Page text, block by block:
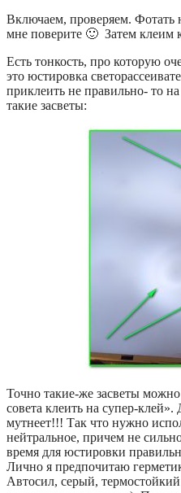
Включаем, проверяем. Фотать
мне поверите 🙂 Затем клеим
Есть тонкость, про которую
это юстировка
приклеить не правильно- то
такие засветы:
Точно такие-же засветы
совета клеить на супер-клей».
мутнеет!!! Так что нужно
нейтральное, причем не
время для юстировки
Лично я предпочитаю
Автосил, серый,